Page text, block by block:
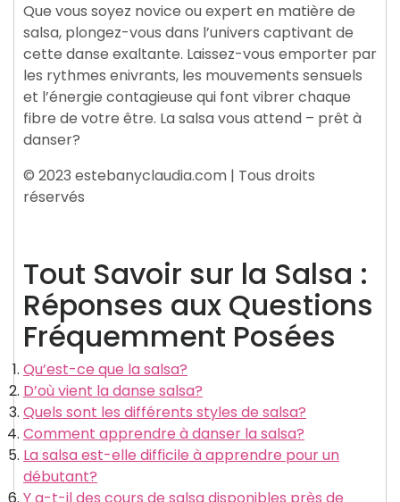
Que vous soyez novice ou expert en matière de
salsa, plongez-vous dans l’univers captivant de
cette danse exaltante. Laissez-vous emporter par
les rythmes enivrants, les mouvements sensuels
et l’énergie contagieuse qui font vibrer chaque
fibre de votre être. La salsa vous attend – prêt à
danser?
© 2023 estebanyclaudia.com | Tous droits
réservés
Tout Savoir sur la Salsa :
Réponses aux Questions
Fréquemment Posées
Qu’est-ce que la salsa?
D’où vient la danse salsa?
Quels sont les différents styles de salsa?
Comment apprendre à danser la salsa?
La salsa est-elle difficile à apprendre pour un
débutant?